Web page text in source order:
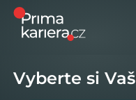
Vyberte si